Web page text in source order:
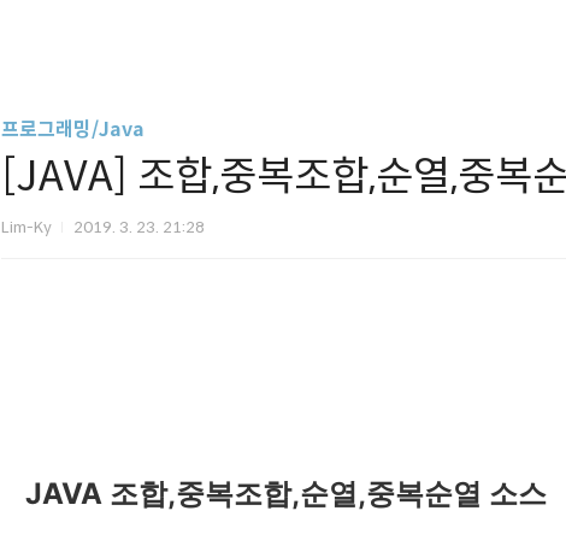
프로그래밍/Java
[JAVA] 조합,중복조합,순열,중복
Lim-Ky 2019. 3. 23. 21:28
JAVA 조합,중복조합,순열,중복순열 소스